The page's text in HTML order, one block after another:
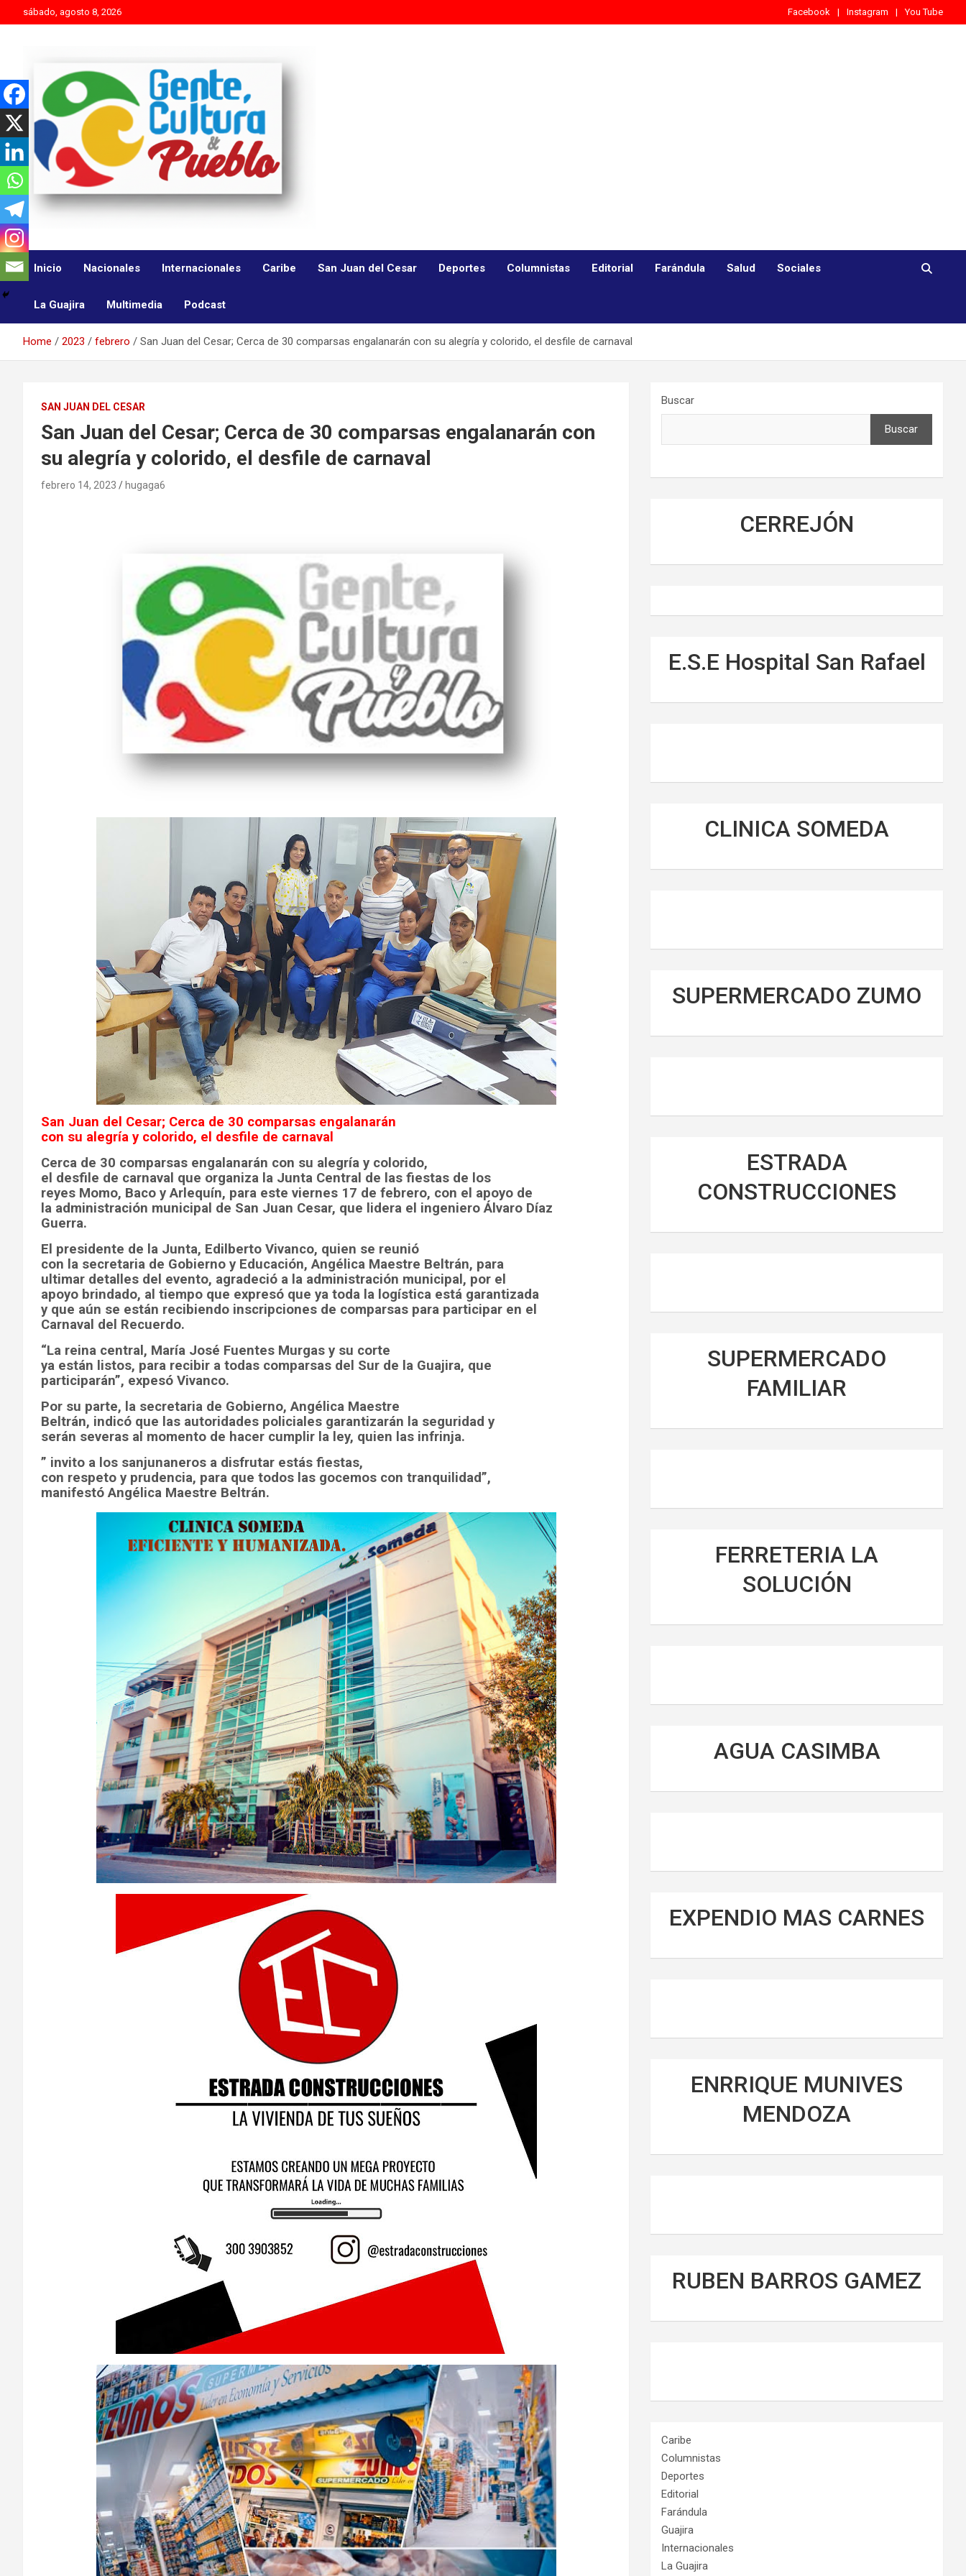
to
sábado, agosto 8, 2026 Facebook Instagram You Tube
Gente Cultura y Pueblo
Es mejor molestar con la verdad que agradar con adulaciones
Inicio Nacionales Internacionales Caribe San Juan del Cesar Deportes Columnistas Editorial Farándula Salud Sociales
La Guajira Multimedia Podcast
Home 2023 febrero San Juan del Cesar; Cerca de 30 comparsas engalanarán con su alegría y colorido, el desfile de carnaval
SAN JUAN DEL CESAR
San Juan del Cesar; Cerca de 30 comparsas engalanarán con
su alegría y colorido, el desfile de carnaval
febrero 14, 2023 hugaga6
San Juan del Cesar; Cerca de 30 comparsas engalanarán
con su alegría y colorido, el desfile de carnaval
Cerca de 30 comparsas engalanarán con su alegría y colorido,
el desfile de carnaval que organiza la Junta Central de las fiestas de los
reyes Momo, Baco y Arlequín, para este viernes 17 de febrero, con el apoyo de
la administración municipal de San Juan Cesar, que lidera el ingeniero Álvaro Díaz
Guerra.
El presidente de la Junta, Edilberto Vivanco, quien se reunió
con la secretaria de Gobierno y Educación, Angélica Maestre Beltrán, para
ultimar detalles del evento, agradeció a la administración municipal, por el
apoyo brindado, al tiempo que expresó que ya toda la logística está garantizada
y que aún se están recibiendo inscripciones de comparsas para participar en el
Carnaval del Recuerdo.
“La reina central, María José Fuentes Murgas y su corte
ya están listos, para recibir a todas comparsas del Sur de la Guajira, que
participarán”, expesó Vivanco.
Por su parte, la secretaria de Gobierno, Angélica Maestre
Beltrán, indicó que las autoridades policiales garantizarán la seguridad y
serán severas al momento de hacer cumplir la ley, quien las infrinja.
” invito a los sanjunaneros a disfrutar estás fiestas,
con respeto y prudencia, para que todos las gocemos con tranquilidad”,
manifestó Angélica Maestre Beltrán.
Buscar
Buscar
CERREJÓN
E.S.E Hospital San Rafael
CLINICA SOMEDA
SUPERMERCADO ZUMO
ESTRADA
CONSTRUCCIONES
SUPERMERCADO
FAMILIAR
FERRETERIA LA
SOLUCIÓN
AGUA CASIMBA
EXPENDIO MAS CARNES
ENRRIQUE MUNIVES
MENDOZA
RUBEN BARROS GAMEZ
Caribe
Columnistas
Deportes
Editorial
Farándula
Guajira
Internacionales
La Guajira